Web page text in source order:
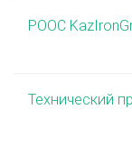
РООС
Технический